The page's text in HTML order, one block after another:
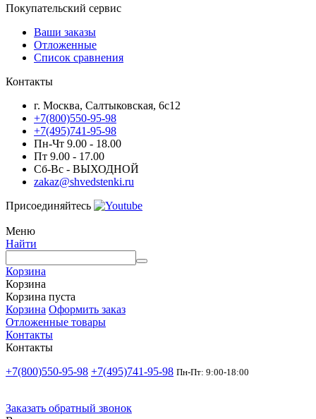
Покупательский сервис
Ваши заказы
Отложенные
Список сравнения
Контакты
г. Москва, Салтыковская, 6с12
+7(800)550-95-98
+7(495)741-95-98
Пн-Чт 9.00 - 18.00
Пт 9.00 - 17.00
Сб-Вс - ВЫХОДНОЙ
zakaz@shvedstenki.ru
Присоединяйтесь
Меню
Найти
Корзина
Корзина
Корзина пуста
Корзина Оформить заказ
Отложенные товары
Контакты
Контакты
+7(800)550-95-98 +7(495)741-95-98 Пн-Пт: 9:00-18:00
Заказать обратный звонок